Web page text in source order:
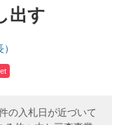
出す
の入札日が近づいて